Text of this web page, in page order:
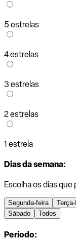
5 estrelas
4 estrelas
3 estrelas
2 estrelas
1 estrela
Dias da semana:
Escolha os dias
Segunda-feira
Sábado
Todos
Período: